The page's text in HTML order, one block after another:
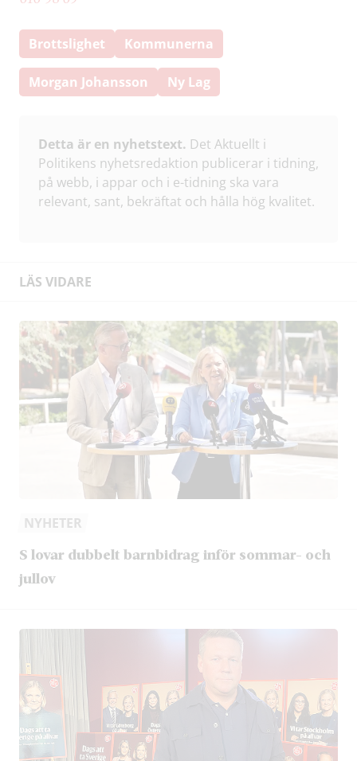
Brottslighet Kommunerna
Morgan Johansson Ny Lag
Detta är en nyhetstext. Det Aktuellt i
Politikens nyhetsredaktion publicerar i tidning,
på webb, i appar och i e-tidning ska vara
relevant, sant, bekräftat och hålla hög kvalitet.
LÄS VIDARE
NYHETER
S lovar dubbelt barnbidrag inför sommar- och
jullov